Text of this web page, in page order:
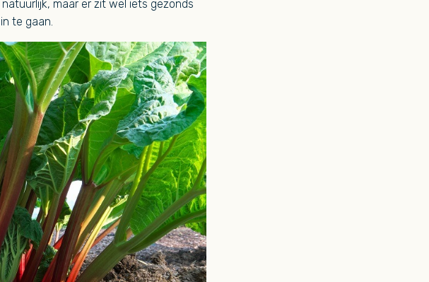
maar er zit wel iets gezonds
te gaan.